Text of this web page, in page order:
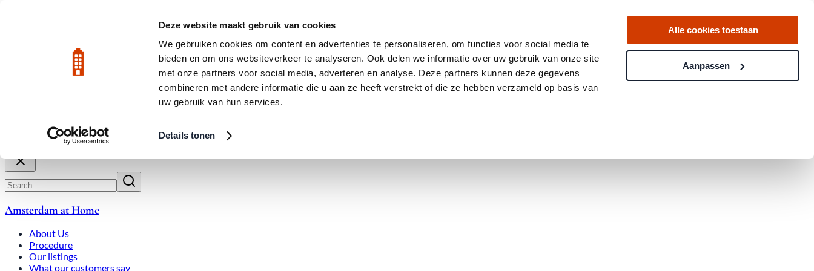
Deze website maakt gebruik van cookies
We gebruiken cookies om content en advertenties te personaliseren, om functies voor social media te
bieden en om ons websiteverkeer te analyseren. Ook delen we informatie over uw gebruik van onze site
met onze partners voor social media, adverteren en analyse. Deze partners kunnen deze gegevens
combineren met andere informatie die u aan ze heeft verstrekt of die ze hebben verzameld op basis van
uw gebruik van hun services.
Details tonen
Alle cookies toestaan
Aanpassen
City Center: Average price per square meter €9,639 in July 2026
Amsterdam at Home
About Us
Procedure
Our listings
What our customers say